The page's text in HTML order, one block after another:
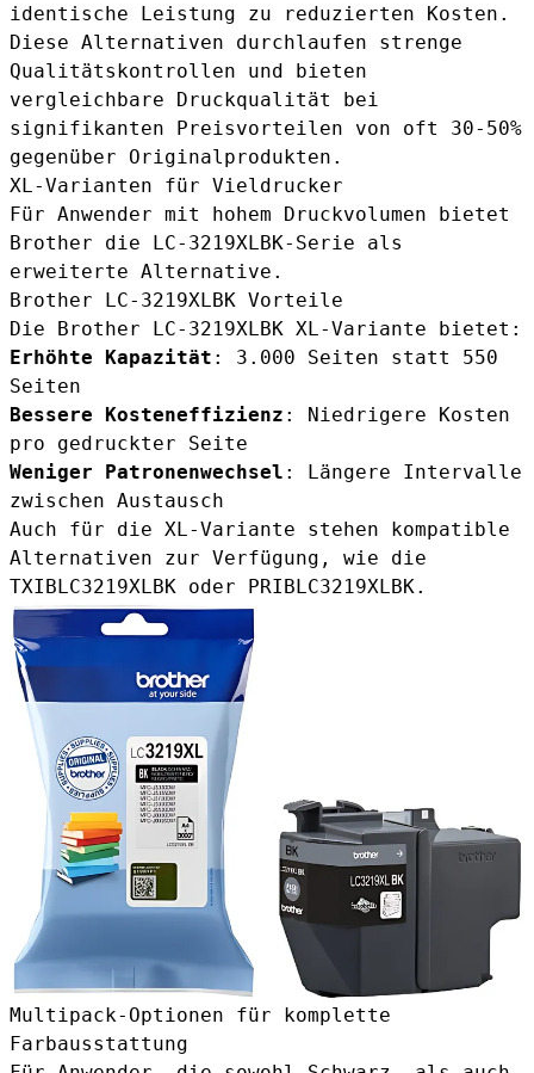
identische Leistung zu reduzierten Kosten.
Diese Alternativen durchlaufen strenge
Qualitätskontrollen und bieten
vergleichbare Druckqualität bei
signifikanten Preisvorteilen von oft 30-50%
gegenüber Originalprodukten.
XL-Varianten für Vieldrucker
Für Anwender mit hohem Druckvolumen bietet
Brother die LC-3219XLBK-Serie als
erweiterte Alternative.
Brother LC-3219XLBK Vorteile
Die Brother LC-3219XLBK XL-Variante bietet:
Erhöhte Kapazität : 3.000 Seiten statt 550
Seiten
Bessere Kosteneffizienz : Niedrigere Kosten
pro gedruckter Seite
Weniger Patronenwechsel : Längere Intervalle
zwischen Austausch
Auch für die XL-Variante stehen kompatible
Alternativen zur Verfügung, wie die
TXIBLC3219XLBK oder PRIBLC3219XLBK.
Multipack-Optionen für komplette
Farbausstattung